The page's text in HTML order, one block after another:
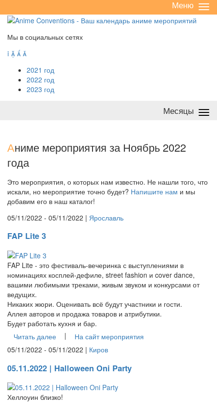
/
Меню
Мы в социальных сетях
   
2021 год
2022 год
2023 год
Месяцы
Аниме мероприятия за Ноябрь 2022
года
Это мероприятия, о которых нам известно. Не нашли того, что
искали, но мероприятие точно будет? Напишите нам и мы
добавим его в наш каталог!
05/11/2022 - 05/11/2022 | Ярославль
FAP Lite 3
FAP Lite - это фестиваль-вечеринка с выступлениями в
номинациях косплей-дефиле, street fashion и cover dance,
вашими любимыми треками, живым звуком и конкурсами от
ведущих.
Никаких жюри. Оценивать всё будут участники и гости.
Аллея авторов и продажа товаров и атрибутики.
Будет работать кухня и бар.
Читать далее
|
На сайт мероприятия
05/11/2022 - 05/11/2022 | Киров
05.11.2022 | Halloween Oni Party
Хеллоуин близко!